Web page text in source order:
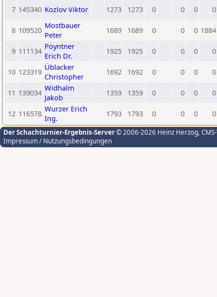
7 145340 Kozlov Viktor 1273 1273 0 0 0 0
8 109520 Mostbauer
Peter
1689 1689 0 0 0 1884
9 111134 Poyntner
Erich Dr.
1925 1925 0 0 0 0
10 123319 Üblacker
Christopher
1692 1692 0 0 0 0
11 139034 Widhalm
Jakob
1359 1359 0 0 0 0
12 116578 Wurzer Erich
Ing.
1793 1793 0 0 0 0
Der Schachturnier-Ergebnis-Server© 2006-2026 Heinz Herzog,
Impressum / Nutzungsbedingungen